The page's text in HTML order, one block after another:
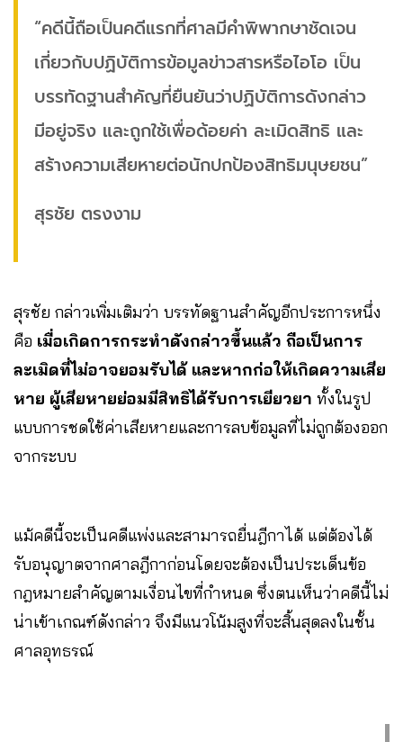
“คดีนี้ถือเป็นคดีแรกที่ศาลมีคำพิพากษาชัดเจน
เกี่ยวกับปฏิบัติการข้อมูลข่าวสารหรือไอโอ เป็น
บรรทัดฐานสำคัญที่ยืนยันว่าปฏิบัติการดังกล่าว
มีอยู่จริง และถูกใช้เพื่อด้อยค่า ละเมิดสิทธิ และ
สร้างความเสียหายต่อนักปกป้องสิทธิมนุษยชน”
สุรชัย ตรงงาม
สุรชัย กล่าวเพิ่มเติมว่า บรรทัดฐานสำคัญอีกประการหนึ่ง
คือ เมื่อเกิดการกระทำดังกล่าวขึ้นแล้ว ถือเป็นการ
ละเมิดที่ไม่อาจยอมรับได้ และหากก่อให้เกิดความเสีย
หาย ผู้เสียหายย่อมมีสิทธิได้รับการเยียวยา ทั้งในรูป
แบบการชดใช้ค่าเสียหายและการลบข้อมูลที่ไม่ถูกต้องออก
จากระบบ
แม้คดีนี้จะเป็นคดีแพ่งและสามารถยื่นฎีกาได้ แต่ต้องได้
รับอนุญาตจากศาลฎีกาก่อนโดยจะต้องเป็นประเด็นข้อ
กฎหมายสำคัญตามเงื่อนไขที่กำหนด ซึ่งตนเห็นว่าคดีนี้ไม่
น่าเข้าเกณฑ์ดังกล่าว จึงมีแนวโน้มสูงที่จะสิ้นสุดลงในชั้น
ศาลอุทธรณ์